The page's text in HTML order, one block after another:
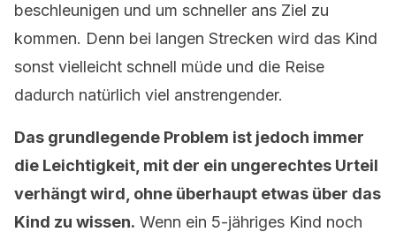
beschleunigen und um schneller ans Ziel zu
kommen. Denn bei langen Strecken wird das Kind
sonst vielleicht schnell müde und die Reise
dadurch natürlich viel anstrengender.
Das grundlegende Problem ist jedoch immer
die Leichtigkeit, mit der ein ungerechtes Urteil
verhängt wird, ohne überhaupt etwas über das
Kind zu wissen. Wenn ein 5-jähriges Kind noch